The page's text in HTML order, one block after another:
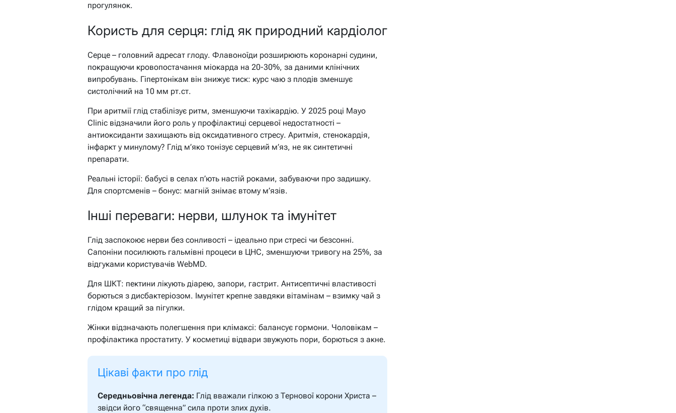
прогулянок.
Користь для серця: глід як природний кардіолог
Серце – головний адресат глоду. Флавоноїди розширюють коронарні судини,
покращуючи кровопостачання міокарда на 20-30%, за даними клінічних
випробувань. Гіпертонікам він знижує тиск: курс чаю з плодів зменшує
систолічний на 10 мм рт.ст.
При аритмії глід стабілізує ритм, зменшуючи тахікардію. У 2025 році Mayo
Clinic відзначили його роль у профілактиці серцевої недостатності –
антиоксиданти захищають від оксидативного стресу. Аритмія, стенокардія,
інфаркт у минулому? Глід м’яко тонізує серцевий м’яз, не як синтетичні
препарати.
Реальні історії: бабусі в селах п’ють настій роками, забуваючи про задишку.
Для спортсменів – бонус: магній знімає втому м’язів.
Інші переваги: нерви, шлунок та імунітет
Глід заспокоює нерви без сонливості – ідеально при стресі чи безсонні.
Сапоніни посилюють гальмівні процеси в ЦНС, зменшуючи тривогу на 25%, за
відгуками користувачів WebMD.
Для ШКТ: пектини лікують діарею, запори, гастрит. Антисептичні властивості
борються з дисбактеріозом. Імунітет крепне завдяки вітамінам – взимку чай з
глідом кращий за пігулки.
Жінки відзначають полегшення при клімаксі: балансує гормони. Чоловікам –
профілактика простатиту. У косметиці відвари звужують пори, борються з акне.
Цікаві факти про глід
Середньовічна легенда: Глід вважали гілкою з Тернової корони Христа –
звідси його “священна” сила проти злих духів.